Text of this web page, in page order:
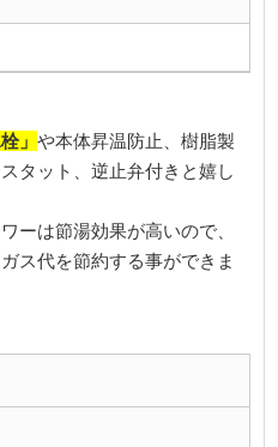
栓」や本体昇温防止、樹脂製
タット、逆止弁付きと嬉し
ーは節湯効果が高いので、
ス代を節約する事ができま